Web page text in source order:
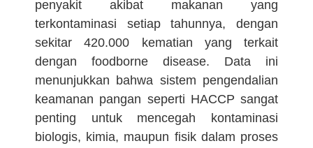
penyakit akibat makanan yang
terkontaminasi setiap tahunnya, dengan
sekitar 420.000 kematian yang terkait
dengan foodborne disease. Data ini
menunjukkan bahwa sistem pengendalian
keamanan pangan seperti HACCP sangat
penting untuk mencegah kontaminasi
biologis, kimia, maupun fisik dalam proses